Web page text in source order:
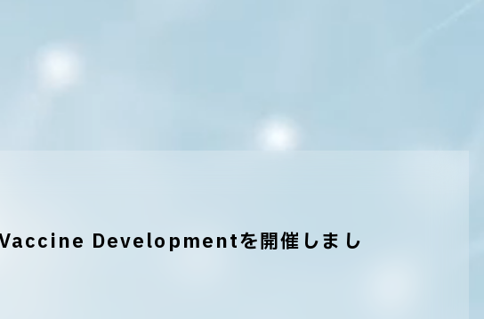
Developmentを開催しまし